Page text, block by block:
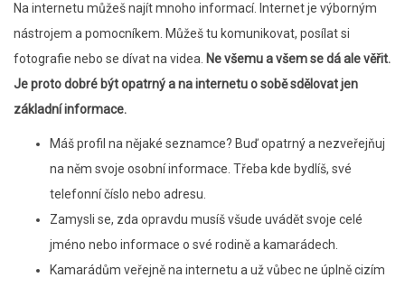
Na internetu můžeš najít mnoho informací. Internet je výborným
nástrojem a pomocníkem. Můžeš tu komunikovat, posílat si
fotografie nebo se dívat na videa. Ne všemu a všem se dá ale věřit.
Je proto dobré být opatrný a na internetu o sobě sdělovat jen
základní informace.
Máš profil na nějaké seznamce? Buď opatrný a nezveřejňuj
na něm svoje osobní informace. Třeba kde bydlíš, své
telefonní číslo nebo adresu.
Zamysli se, zda opravdu musíš všude uvádět svoje celé
jméno nebo informace o své rodině a kamarádech.
Kamarádům veřejně na internetu a už vůbec ne úplně cizím